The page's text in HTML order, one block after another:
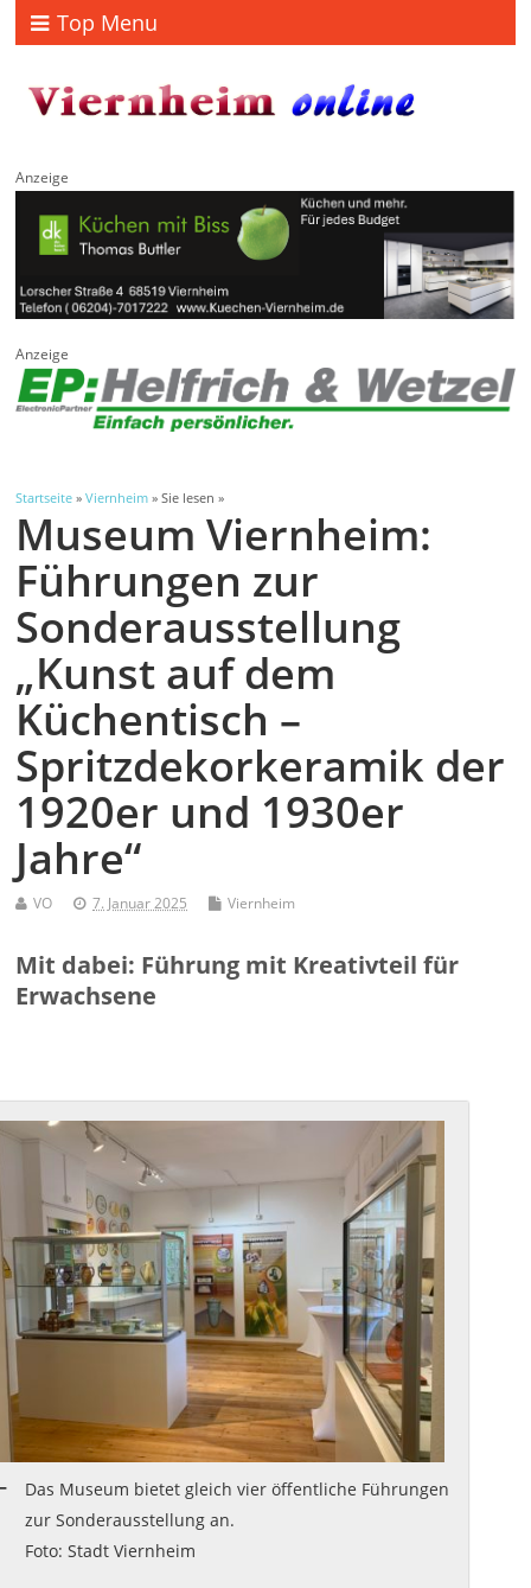
Top Menu
Anzeige
Anzeige
Startseite »Viernheim » Sie lesen »
Museum Viernheim:
Führungen zur
Sonderausstellung
„Kunst auf dem
Küchentisch –
Spritzdekorkeramik der
1920er und 1930er
Jahre“
VO 7. Januar 2025 Viernheim
Mit dabei: Führung mit Kreativteil für
Erwachsene
Das Museum bietet gleich vier öffentliche Führungen
zur Sonderausstellung an.
Foto: Stadt Viernheim